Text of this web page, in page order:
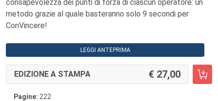
consapevolezza dei punti di forza di ciascun operatore: un
metodo grazie al quale basteranno solo 9 secondi per
ConVincere!
LEGGI ANTEPRIMA
EDIZIONE A STAMPA 27,00
Pagine: 222